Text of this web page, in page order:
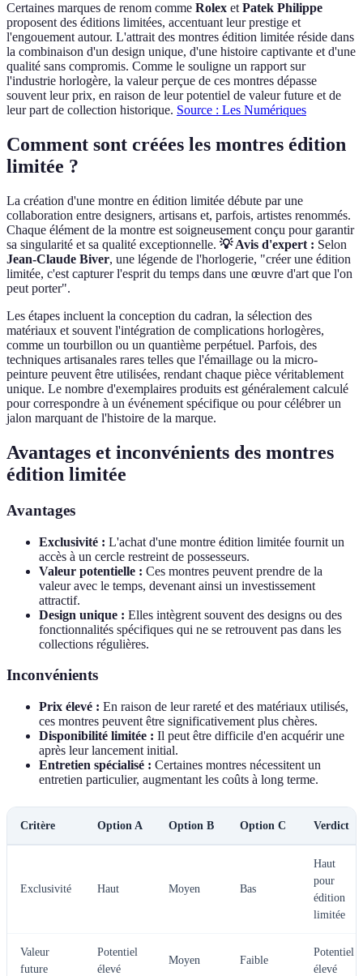
Certaines marques de renom comme Rolex etPatek Philippe
proposent des éditions limitées, accentuant leur prestige et
l'engouement autour. L'attrait des montres édition limitée réside dans
la combinaison d'un design unique, d'une histoire captivante et d'une
qualité sans compromis. Comme le souligne un rapport sur
l'industrie horlogère, la valeur perçue de ces montres dépasse
souvent leur prix, en raison de leur potentiel de valeur future et de
leur part de collection historique. Source : Les Numériques
Comment sont créées les montres édition
limitée ?
La création d'une montre en édition limitée débute par une
collaboration entre designers, artisans et, parfois, artistes renommés.
Chaque élément de la montre est soigneusement conçu pour garantir
sa singularité et sa qualité exceptionnelle. 💡 Avis d'expert : Selon
Jean-Claude Biver, une légende de l'horlogerie, "créer une édition
limitée, c'est capturer l'esprit du temps dans une œuvre d'art que l'on
peut porter".
Les étapes incluent la conception du cadran, la sélection des
matériaux et souvent l'intégration de complications horlogères,
comme un tourbillon ou un quantième perpétuel. Parfois, des
techniques artisanales rares telles que l'émaillage ou la micro-
peinture peuvent être utilisées, rendant chaque pièce véritablement
unique. Le nombre d'exemplaires produits est généralement calculé
pour correspondre à un événement spécifique ou pour célébrer un
jalon marquant de l'histoire de la marque.
Avantages et inconvénients des montres
édition limitée
Avantages
Exclusivité : L'achat d'une montre édition limitée fournit un
accès à un cercle restreint de possesseurs.
Valeur potentielle : Ces montres peuvent prendre de la
valeur avec le temps, devenant ainsi un investissement
attractif.
Design unique : Elles intègrent souvent des designs ou des
fonctionnalités spécifiques qui ne se retrouvent pas dans les
collections régulières.
Inconvénients
Prix élevé : En raison de leur rareté et des matériaux utilisés,
ces montres peuvent être significativement plus chères.
Disponibilité limitée : Il peut être difficile d'en acquérir une
après leur lancement initial.
Entretien spécialisé : Certaines montres nécessitent un
entretien particulier, augmentant les coûts à long terme.
Critère Option A Option B Option C Verdict
Exclusivité Haut Moyen Bas
Haut
pour
édition
limitée
Valeur
future
Potentiel
élevé
Moyen Faible
Potentiel
élevé